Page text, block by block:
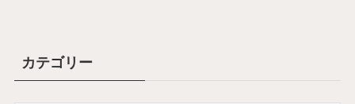
カテゴリー